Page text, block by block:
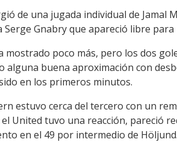
de una jugada individual de Jamal
Serge Gnabry que apareció libre para
mostrado poco más, pero los dos
alguna buena aproximación con
en los primeros minutos.
estuvo cerca del tercero con un
United tuvo una reacción, pareció
en el 49 por intermedio de Höljund.